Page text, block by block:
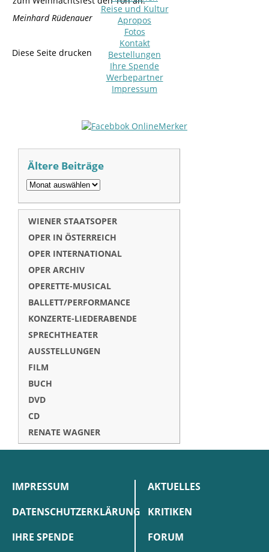
Reise und Kultur
Apropos
Fotos
Kontakt
Bestellungen
Ihre Spende
Werbepartner
Impressum
Meinhard Rüdenauer
Diese Seite drucken
Ältere Beiträge
WIENER STAATSOPER
OPER IN ÖSTERREICH
OPER INTERNATIONAL
OPER ARCHIV
OPERETTE-MUSICAL
BALLETT/PERFORMANCE
KONZERTE-LIEDERABENDE
SPRECHTHEATER
AUSSTELLUNGEN
FILM
BUCH
DVD
CD
RENATE WAGNER
IMPRESSUM
DATENSCHUTZERKLÄRUNG
IHRE SPENDE
AKTUELLES
KRITIKEN
FORUM